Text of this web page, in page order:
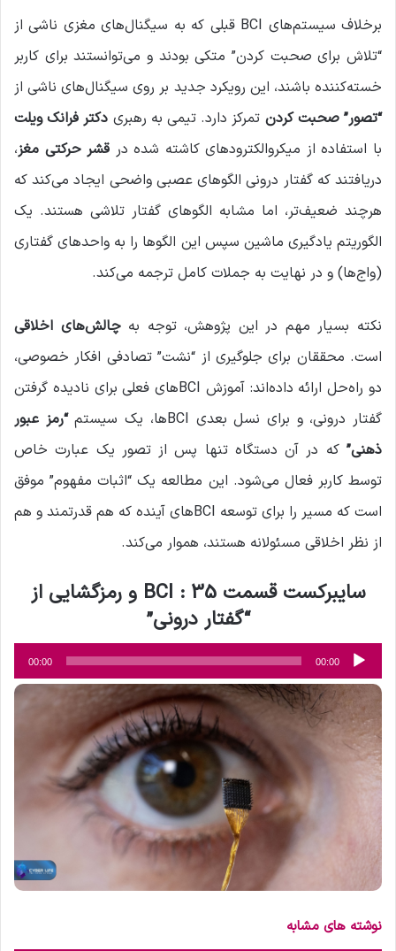
برخلاف سیستم‌های BCI قبلی که به سیگنال‌های مغزی ناشی از
“تلاش برای صحبت کردن” متکی بودند و می‌توانستند برای کاربر
خسته‌کننده باشند، این رویکرد جدید بر روی سیگنال‌های ناشی از
“تصور” صحبت کردن تمرکز دارد. تیمی به رهبری دکتر فرانک ویلت
با استفاده از میکروالکترودهای کاشته شده در قشر حرکتی مغز،
دریافتند که گفتار درونی الگوهای عصبی واضحی ایجاد می‌کند که
هرچند ضعیف‌تر، اما مشابه الگوهای گفتار تلاشی هستند. یک
الگوریتم یادگیری ماشین سپس این الگوها را به واحدهای گفتاری
(واج‌ها) و در نهایت به جملات کامل ترجمه می‌کند.
نکته بسیار مهم در این پژوهش، توجه بهچالش‌های اخلاقی
است. محققان برای جلوگیری از “نشت” تصادفی افکار خصوصی،
دو راه‌حل ارائه داده‌اند: آموزش BCIهای فعلی برای نادیده گرفتن
گفتار درونی، و برای نسل بعدی BCIها، یک سیستم
“رمز عبور
ذهنی” که در آن دستگاه تنها پس از تصور یک عبارت خاص
توسط کاربر فعال می‌شود. این مطالعه یک “اثبات مفهوم” موفق
است که مسیر را برای توسعه BCIهای آینده که هم قدرتمند و هم
از نظر اخلاقی مسئولانه هستند، هموار می‌کند.
سایبرکست قسمت 35 : BCI و رمزگشایی از
“گفتار درونی”
پخش‌کننده
صوت
00:00
00:00
نوشته های مشابه